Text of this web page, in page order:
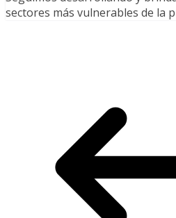
sectores más vulnerables de la